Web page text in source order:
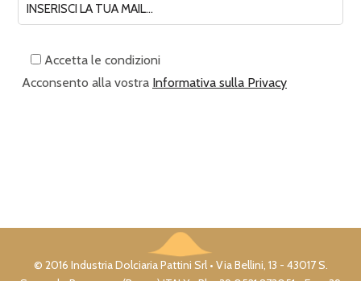
Accetta le condizioni
Acconsento alla vostra Informativa sulla Privacy
© 2016 Industria Dolciaria Pattini Srl • Via Bellini, 13 - 43017 S.